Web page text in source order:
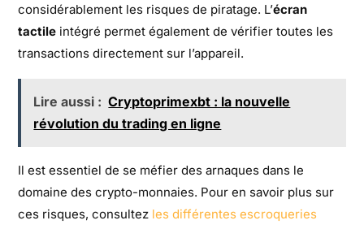
considérablement les risques de piratage. L’écran
tactile intégré permet également de vérifier toutes les
transactions directement sur l’appareil.
Lire aussi : Cryptoprimexbt : la nouvelle
révolution du trading en ligne
Il est essentiel de se méfier des arnaques dans le
domaine des crypto-monnaies. Pour en savoir plus sur
ces risques, consultez les différentes escroqueries